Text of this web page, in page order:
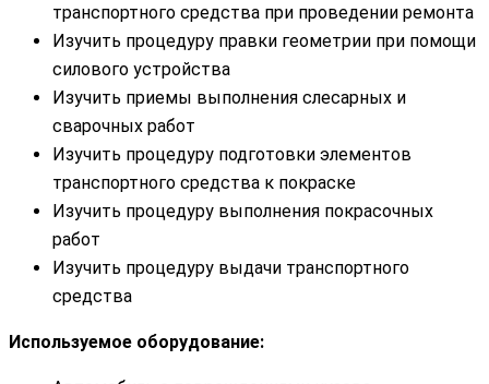
транспортного средства при проведении ремонта
Изучить процедуру правки геометрии при помощи
силового устройства
Изучить приемы выполнения слесарных и
сварочных работ
Изучить процедуру подготовки элементов
транспортного средства к покраске
Изучить процедуру выполнения покрасочных
работ
Изучить процедуру выдачи транспортного
средства
Используемое оборудование: